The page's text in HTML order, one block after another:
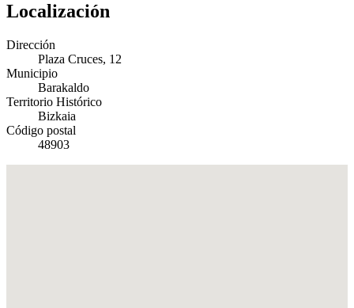
Localización
Dirección
Plaza Cruces, 12
Municipio
Barakaldo
Territorio Histórico
Bizkaia
Código postal
48903